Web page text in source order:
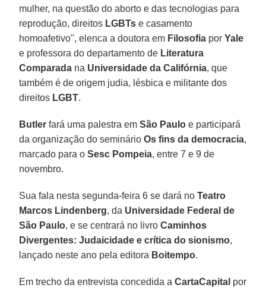
mulher, na questão do aborto e das tecnologias para
reprodução, direitos LGBTs e casamento
homoafetivo", elenca a doutora em Filosofia por Yale
e professora do departamento de Literatura
Comparada na Universidade da Califórnia, que
também é de origem judia, lésbica e militante dos
direitos LGBT.
Butler fará uma palestra emSão Paulo e participará
da organização do seminárioOs fins da democracia,
marcado para oSesc Pompeia, entre 7 e 9 de
novembro.
Sua fala nesta segunda-feira 6 se dará noTeatro
Marcos Lindenberg, da Universidade Federal de
São Paulo, e se centrará no livroCaminhos
Divergentes: Judaicidade e crítica do sionismo,
lançado neste ano pela editora Boitempo.
Em trecho da entrevista concedida aCartaCapital por